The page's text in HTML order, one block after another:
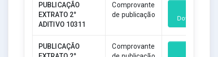
PUBLICAÇÃO
EXTRATO 2°
ADITIVO 10311
Comprovante
de publicação
Download
PUBLICAÇÃO
Comprovante